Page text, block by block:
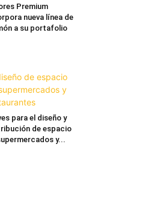
Premium
nueva línea de
a su portafolio
para el diseño y
de espacio
y...